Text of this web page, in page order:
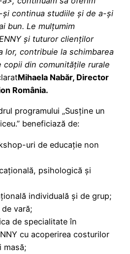
continua studiile și de a-și
bun. Le mulțumim
și tuturor clienților
lor, contribuie la schimbarea
din comunitățile rurale
Mihaela Nabăr, Director
România.
programului „Susține un
beneficiază de:
uri de educație non
psihologică și
individuală și de grup;
vară;
de specialitate în
cu acoperirea costurilor
masă;